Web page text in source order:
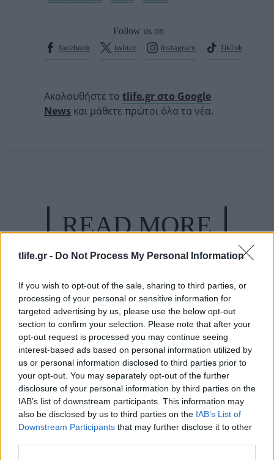
tlife.gr - Do Not Process My Personal Information
If you wish to opt-out of the sale, sharing to third parties, or
processing of your personal or sensitive information for
targeted advertising by us, please use the below opt-out
section to confirm your selection. Please note that after your
opt-out request is processed you may continue seeing
interest-based ads based on personal information utilized by
us or personal information disclosed to third parties prior to
your opt-out. You may separately opt-out of the further
disclosure of your personal information by third parties on the
IAB’s list of downstream participants. This information may
also be disclosed by us to third parties on the IAB’s List of
Downstream Participants that may further disclose it to other
Follow us on
facebook
twitter Instagram TikTok
Ακολουθήστε το tlife.gr στο Google
News και μάθετε πρώτοι όλα τα νέα.
READ MORE